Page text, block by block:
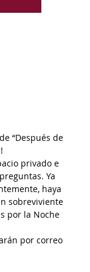
“Después de
privado e
Ya
haya
sobreviviente
por la Noche
por correo